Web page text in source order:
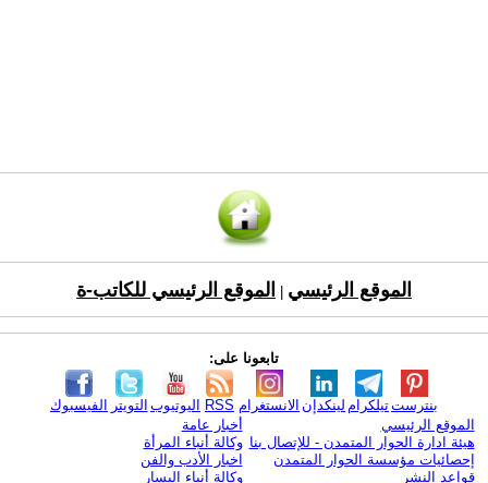
الموقع الرئيسي الموقع الرئيسي للكاتب-ة
تابعونا على:
الفيسبوك التويتر اليوتيوب RSS الانستغرام لينكدإن تيلكرامبنترست
الموقع الرئيسي
هيئة ادارة الحوار المتمدن - للإتصال بنا
إحصائيات مؤسسة الحوار المتمدن
قواعد النشر
أخبار عامة
وكالة أنباء المرأة
اخبار الأدب والفن
وكالة أنباء اليسار